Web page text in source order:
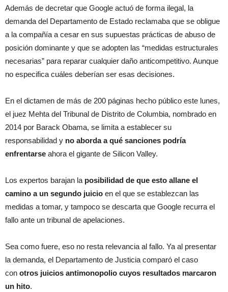
Además de decretar que Google actuó de forma ilegal, la
demanda del Departamento de Estado reclamaba que se obligue
a la compañía a cesar en sus supuestas prácticas de abuso de
posición dominante y que se adopten las “medidas estructurales
necesarias” para reparar cualquier daño anticompetitivo. Aunque
no especifica cuáles deberían ser esas decisiones.
En el dictamen de más de 200 páginas hecho público este lunes,
el juez Mehta del Tribunal de Distrito de Columbia, nombrado en
2014 por Barack Obama, se limita a establecer su
responsabilidad y no aborda a qué sanciones podría
enfrentarse ahora el gigante de Silicon Valley.
Los expertos barajan la posibilidad de que esto allane el
camino a un segundo juicio en el que se establezcan las
medidas a tomar, y tampoco se descarta que Google recurra el
fallo ante un tribunal de apelaciones.
Sea como fuere, eso no resta relevancia al fallo. Ya al presentar
la demanda, el Departamento de Justicia comparó el caso
con otros juicios antimonopolio cuyos resultados marcaron
un hito.